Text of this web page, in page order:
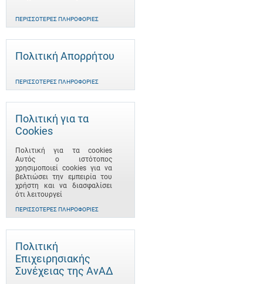
ΠΕΡΙΣΣΌΤΕΡΕΣ ΠΛΗΡΟΦΟΡΊΕΣ
Πολιτική Απορρήτου
ΠΕΡΙΣΣΌΤΕΡΕΣ ΠΛΗΡΟΦΟΡΊΕΣ
Πολιτική για τα
Cookies
Πολιτική για τα cookies
Αυτός ο ιστότοπος
χρησιμοποιεί cookies για να
βελτιώσει την εμπειρία του
χρήστη και να διασφαλίσει
ότι λειτουργεί
ΠΕΡΙΣΣΌΤΕΡΕΣ ΠΛΗΡΟΦΟΡΊΕΣ
Πολιτική
Επιχειρησιακής
Συνέχειας της ΑνΑΔ